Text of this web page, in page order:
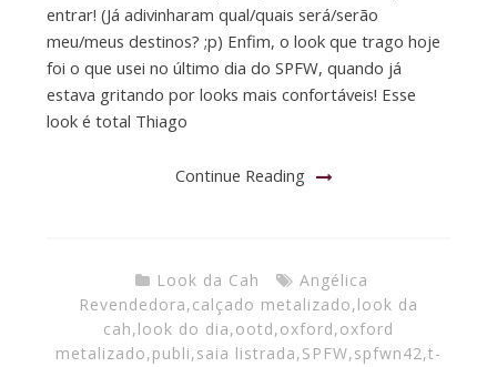
entrar! (Já adivinharam qual/quais será/serão
meu/meus destinos? ;p) Enfim, o look que trago hoje
foi o que usei no último dia do SPFW, quando já
estava gritando por looks mais confortáveis! Esse
look é total Thiago
Continue Reading
Look da Cah
Angélica
Revendedora,calçado metalizado,look da
cah,look do dia,ootd,oxford,oxford
metalizado,publi,saia listrada,SPFW,spfwn42,t-